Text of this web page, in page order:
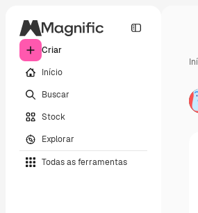
Criar
Início
Buscar
Stock
Explorar
Todas as ferramentas